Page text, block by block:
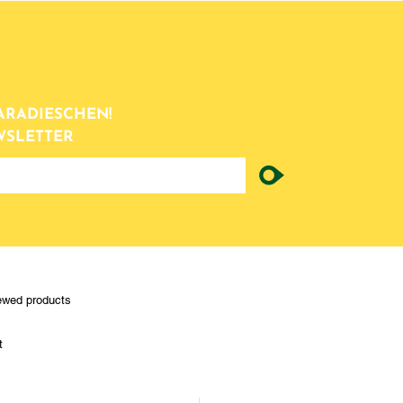
products